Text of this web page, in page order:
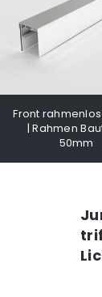
Front
| Rahmen
50mm